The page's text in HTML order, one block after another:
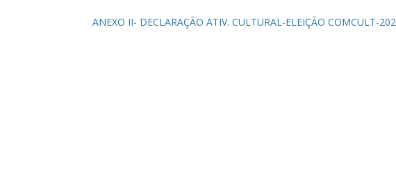
ANEXO II- DECLARAÇÃO ATIV. CULTURAL-ELEIÇÃO COMCULT-